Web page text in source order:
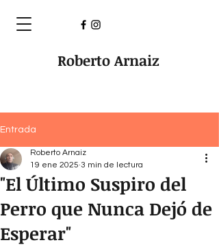
Roberto Arnaiz
Entrada
"El Último Suspiro del
Perro que Nunca Dejó de
Esperar"
Roberto Arnaiz
19 ene 2025 3 min de lectura